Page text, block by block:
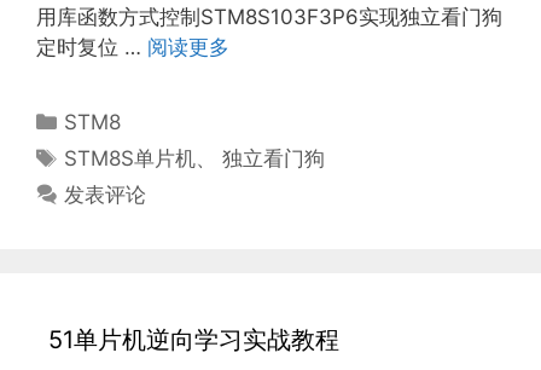
用库函数方式控制STM8S103F3P6实现独立看门狗
定时复位 … 阅读更多
分
类
STM8
标
签
STM8S单片机、独立看门狗
发表评论
51单片机逆向学习实战教程